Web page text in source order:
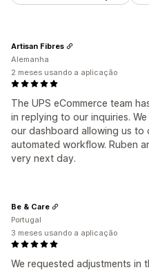
The UPS eCommerce team
in replying to our inquiries.
our dashboard allowing us to
automated workflow. Ruben
very next day.
Artisan Fibres
Alemanha
2 meses usando a aplicação
We requested adjustments in
Be & Care
Portugal
3 meses usando a aplicação